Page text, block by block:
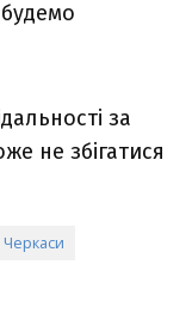
за
не збігатися
Черкаси